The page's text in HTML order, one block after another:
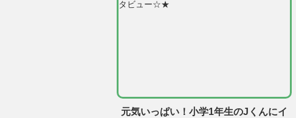
元気いっぱい！小学1年生のJくんにイ